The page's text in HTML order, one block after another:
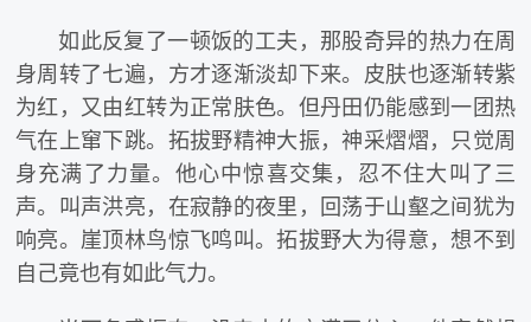
如此反复了一顿饭的工夫，那股奇异的热力在周
身周转了七遍，方才逐渐淡却下来。皮肤也逐渐转紫
为红，又由红转为正常肤色。但丹田仍能感到一团热
气在上窜下跳。拓拔野精神大振，神采熠熠，只觉周
身充满了力量。他心中惊喜交集，忍不住大叫了三
声。叫声洪亮，在寂静的夜里，回荡于山壑之间犹为
响亮。崖顶林鸟惊飞鸣叫。拓拔野大为得意，想不到
自己竟也有如此气力。